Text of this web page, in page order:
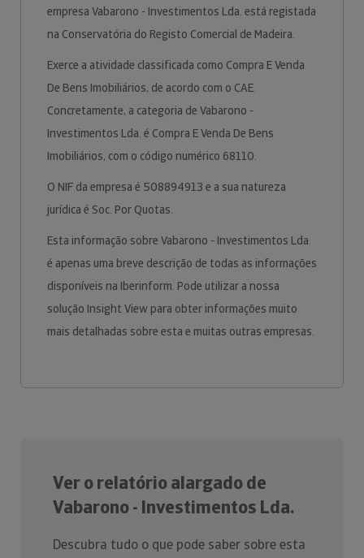
empresa Vabarono - Investimentos Lda. está registada
na Conservatória do Registo Comercial de Madeira.
Exerce a atividade classificada como Compra E Venda
De Bens Imobiliários, de acordo com o CAE.
Concretamente, a categoria de Vabarono -
Investimentos Lda. é Compra E Venda De Bens
Imobiliários, com o código numérico 68110.
O NIF da empresa é 508894913 e a sua natureza
jurídica é Soc. Por Quotas.
Esta informação sobre Vabarono - Investimentos Lda.
é apenas uma breve descrição de todas as informações
disponíveis na Iberinform. Pode utilizar a nossa
solução Insight View para obter informações muito
mais detalhadas sobre esta e muitas outras empresas.
Ver o relatório alargado de
Vabarono - Investimentos Lda.
Descubra tudo o que pode saber sobre esta